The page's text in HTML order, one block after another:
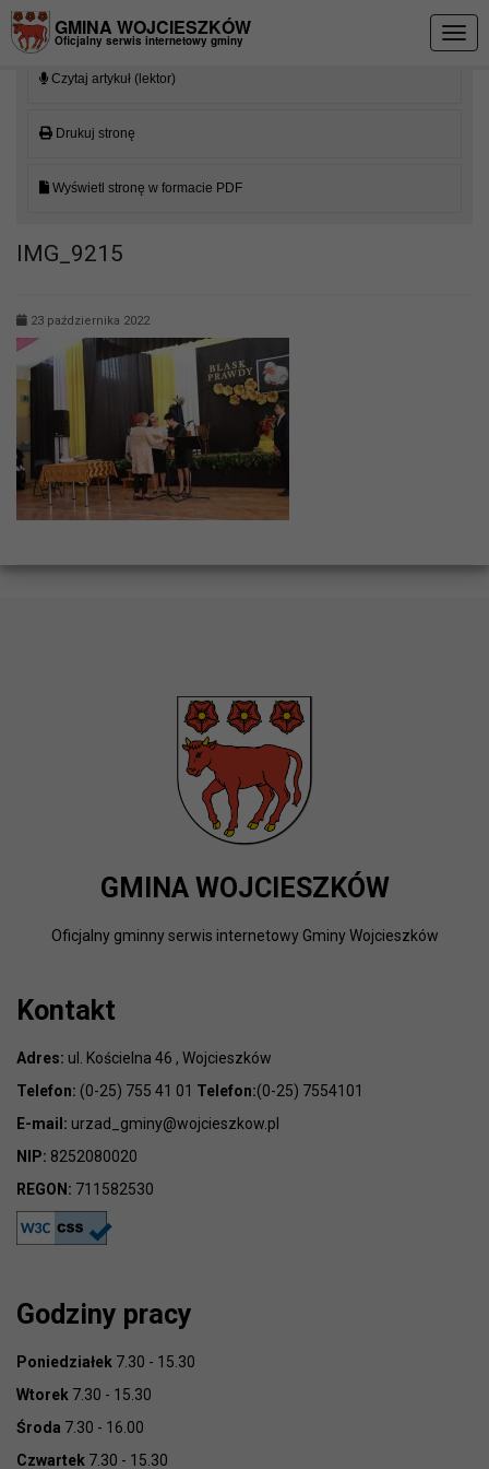
GMINA WOJCIESZKÓW
Oficjalny serwis internetowy gminy
Czytaj artykuł (lektor)
Drukuj stronę
Wyświetl stronę w formacie PDF
IMG_9215
23 października 2022
GMINA WOJCIESZKÓW
Oficjalny gminny serwis internetowy Gminy Wojcieszków
Kontakt
Adres: ul. Kościelna 46 , Wojcieszków
Telefon: (0-25) 755 41 01 Telefon:(0-25) 7554101
E-mail: urzad_gminy@wojcieszkow.pl
NIP: 8252080020
REGON: 711582530
Godziny pracy
Poniedziałek 7.30 - 15.30
Wtorek 7.30 - 15.30
Środa 7.30 - 16.00
Czwartek 7.30 - 15.30